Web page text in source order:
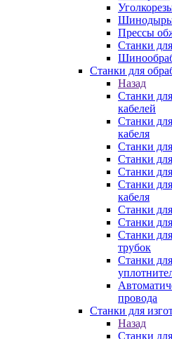
Прессы
Станки
Станки для
Назад
Станки
кабелей
Станки
кабеля
Станки
Станки
Станки
Станки
кабеля
Станки
Станки
Станки
трубок
Станки
провода
Станки для
Назад
Станки